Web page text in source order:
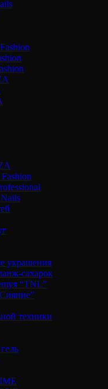
украшения
сахарок
“TNL”
техники